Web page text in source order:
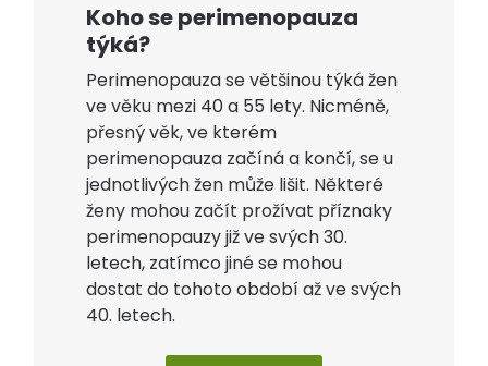
Koho se perimenopauza
týká?
Perimenopauza se většinou týká žen
ve věku mezi 40 a 55 lety. Nicméně,
přesný věk, ve kterém
perimenopauza začíná a končí, se u
jednotlivých žen může lišit. Některé
ženy mohou začít prožívat příznaky
perimenopauzy již ve svých 30.
letech, zatímco jiné se mohou
dostat do tohoto období až ve svých
40. letech.